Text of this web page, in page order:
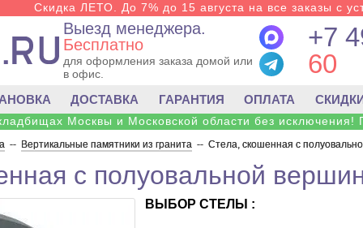
Скидка ЛЕТО. До 7% до 15 августа на все заказы с
Выезд менеджера.
Бесплатно
для оформления заказа домой или
в офис.
+7
60
ДОСТАВКА ГАРАНТИЯ ОПЛАТА
Москвы и Московской области без исключения!
-- Вертикальные памятники из гранита -- Стела, скошенная с
с полуовальной
ВЫБОР СТЕЛЫ :